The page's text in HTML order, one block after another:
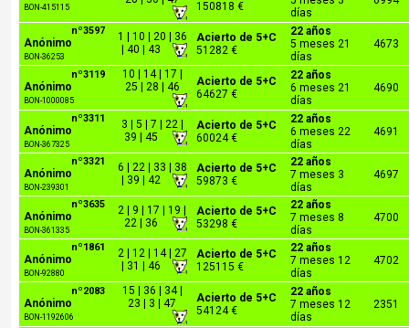
BON-415115
150818 €
días
nº3597
Anónimo
BON-36253
1 | 10 | 20 | 36
| 40 | 43
Acierto de 5+C
51282 €
22 años
5 meses 21
días
4673
nº3119
Anónimo
BON-1000085
10 | 14 | 17 |
25 | 28 | 46
Acierto de 5+C
64627 €
22 años
6 meses 21
días
4690
nº3311
Anónimo
BON-367325
3 | 5 | 7 | 22 |
39 | 45
Acierto de 5+C
60024 €
22 años
6 meses 22
días
4691
nº3321
Anónimo
BON-239301
6 | 22 | 33 | 38
| 39 | 42
Acierto de 5+C
59873 €
22 años
7 meses 3
días
4697
nº3635
Anónimo
BON-361335
2 | 9 | 17 | 19 |
22 | 36
Acierto de 5+C
53298 €
22 años
7 meses 8
días
4700
nº1861
Anónimo
BON-92880
2 | 12 | 14 | 27
| 31 | 46
Acierto de 5+C
125115 €
22 años
7 meses 12
días
4702
nº2083
Anónimo
BON-1192606
15 | 36 | 34 |
23 | 3 | 47
Acierto de 5+C
54124 €
22 años
7 meses 12
días
2351